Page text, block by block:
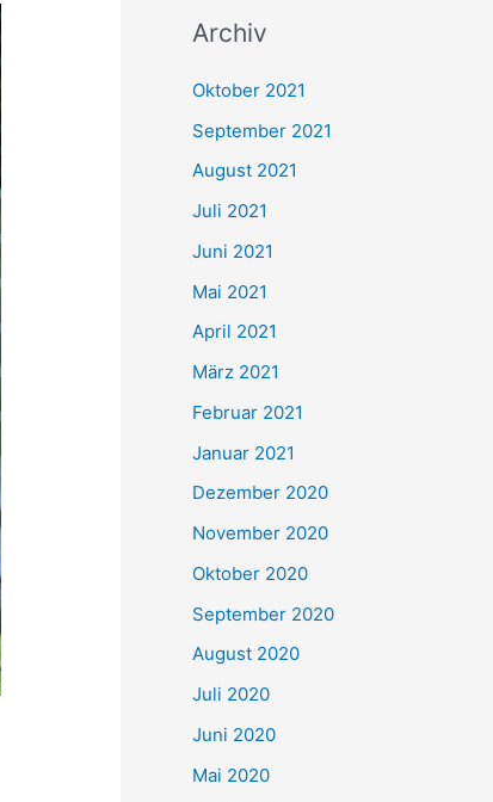
h
e
n
h
:
Archiv
Oktober 2021
September 2021
August 2021
Juli 2021
Juni 2021
Mai 2021
April 2021
März 2021
Februar 2021
Januar 2021
Dezember 2020
November 2020
Oktober 2020
September 2020
August 2020
Juli 2020
Juni 2020
Mai 2020